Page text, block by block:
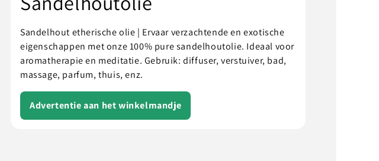
Sandelhout etherische olie | Ervaar verzachtende en exotische
eigenschappen met onze 100% pure sandelhoutolie. Ideaal voor
aromatherapie en meditatie. Gebruik: diffuser, verstuiver, bad,
massage, parfum, thuis, enz.
Advertentie aan het winkelmandje